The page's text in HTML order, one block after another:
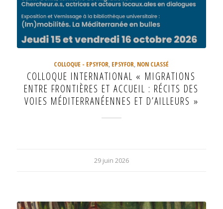
COLLOQUE - EPSYFOR, EPSYFOR, NON CLASSÉ
COLLOQUE INTERNATIONAL « MIGRATIONS
ENTRE FRONTIÈRES ET ACCUEIL : RÉCITS DES
VOIES MÉDITERRANÉENNES ET D’AILLEURS »
29 juin 2026